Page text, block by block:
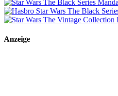
Anzeige